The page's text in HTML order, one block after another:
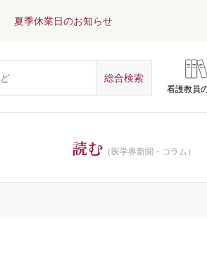
夏季休業日のお知らせ
看護教員
読む （医学界新聞・コラム）